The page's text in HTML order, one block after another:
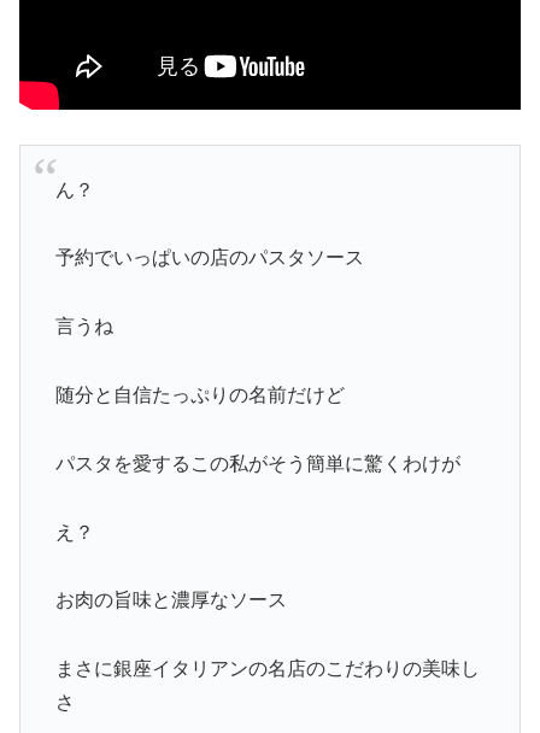
ん？
予約でいっぱいの店のパスタソース
言うね
随分と自信たっぷりの名前だけど
パスタを愛するこの私がそう簡単に驚くわけが
え？
お肉の旨味と濃厚なソース
まさに銀座イタリアンの名店のこだわりの美味し
さ